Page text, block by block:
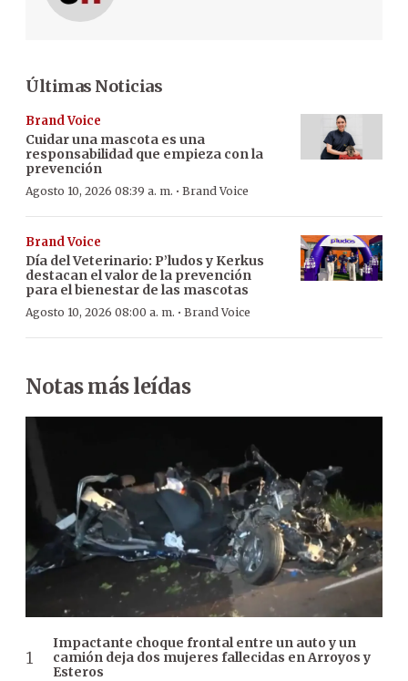
Últimas Noticias
Brand Voice
Cuidar una mascota es una
responsabilidad que empieza con la
prevención
Agosto 10, 2026 08:39 a. m. · Brand Voice
Brand Voice
Día del Veterinario: P’ludos y Kerkus
destacan el valor de la prevención
para el bienestar de las mascotas
Agosto 10, 2026 08:00 a. m. · Brand Voice
Notas más leídas
Impactante choque frontal entre un auto y un
camión deja dos mujeres fallecidas en Arroyos y
Esteros